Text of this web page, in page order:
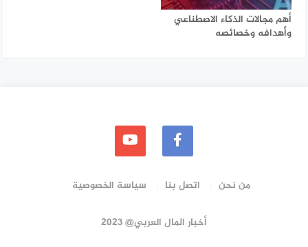
أهم مجالات الذكاء الاصطناعي
وأهدافه وخصائصه
من نحن اتصل بنا سياسة الخصوصية
أخبار المال العربي@ 2023